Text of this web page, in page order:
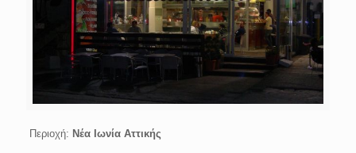
Περιοχή: Νέα Ιωνία Αττικής